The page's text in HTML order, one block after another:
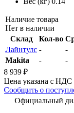
Наличие товара
Нет в наличии
Склад
Кол-во
Лайнтулс -
-
Makita
-
-
8 939 ₽
Цена указана с НДС
Сообщить о
Официальный